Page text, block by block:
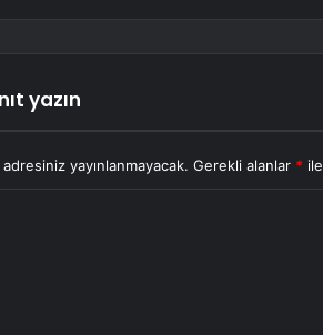
yazın
yayınlanmayacak. Gerekli alanlar *